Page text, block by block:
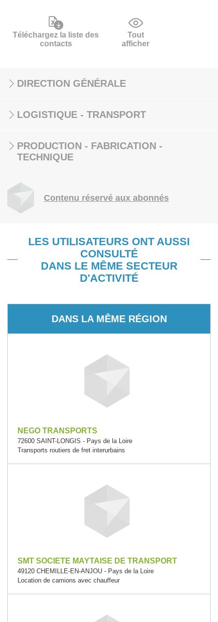
Téléchargez la liste des
contacts
Tout
afficher
DIRECTION GÉNÉRALE
LOGISTIQUE - TRANSPORT
PRODUCTION - FABRICATION -
TECHNIQUE
Contenu réservé aux abonnés
LES UTILISATEURS ONT AUSSI
CONSULTÉ
DANS LE MÊME SECTEUR
D'ACTIVITÉ
DANS LA MÊME RÉGION
NEGO TRANSPORTS
72600 SAINT-LONGIS - Pays de la Loire
Transports routiers de fret interurbains
SMT SOCIETE MAYTAISE DE TRANSPORT
49120 CHEMILLE-EN-ANJOU - Pays de la Loire
Location de camions avec chauffeur